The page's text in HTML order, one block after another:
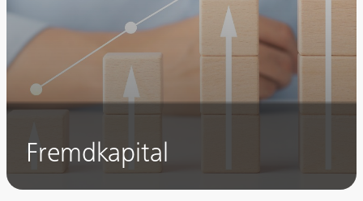
Fremdkapital